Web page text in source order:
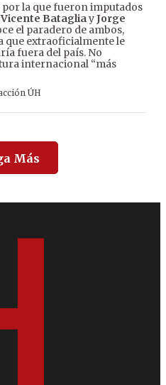
la que fueron imputados
Vicente BatagliayJorge
el paradero de ambos,
que extraoficialmente le
fuera del país. No
internacional “más
ÚH
Más